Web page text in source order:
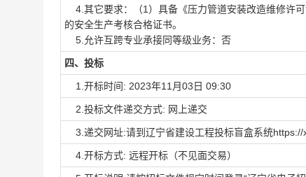
4.其它要求：（1）具备《压力管道安装改造维修许
的安全生产考核合格证书。
5.允许互跨专业承接同等级业务：否
四、投标
1.开标时间: 2023年11月03日 09:30
2.投标文件递交方式: 网上递交
3.递交网址:请到辽宁省建设工程投标盲盒系统https://
4.开标方式: 远程开标（不见面交易）